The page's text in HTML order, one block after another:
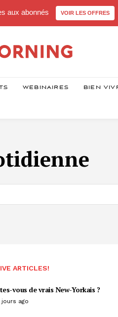
aux abonnés VOIR LES OFFRES
WEBINAIRES BIEN
ARTICLES!
vous de vrais New-Yorkais ?
jours ago